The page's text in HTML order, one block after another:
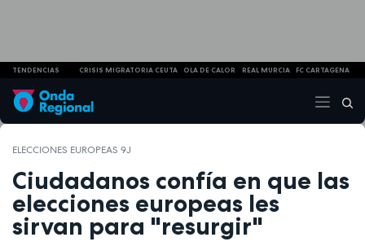
TENDENCIAS CRISIS MIGRATORIA CEUTA OLA DE CALOR REAL MURCIA FC CARTAGENA
ELECCIONES EUROPEAS 9J
Ciudadanos confía en que las
elecciones europeas les
sirvan para "resurgir"